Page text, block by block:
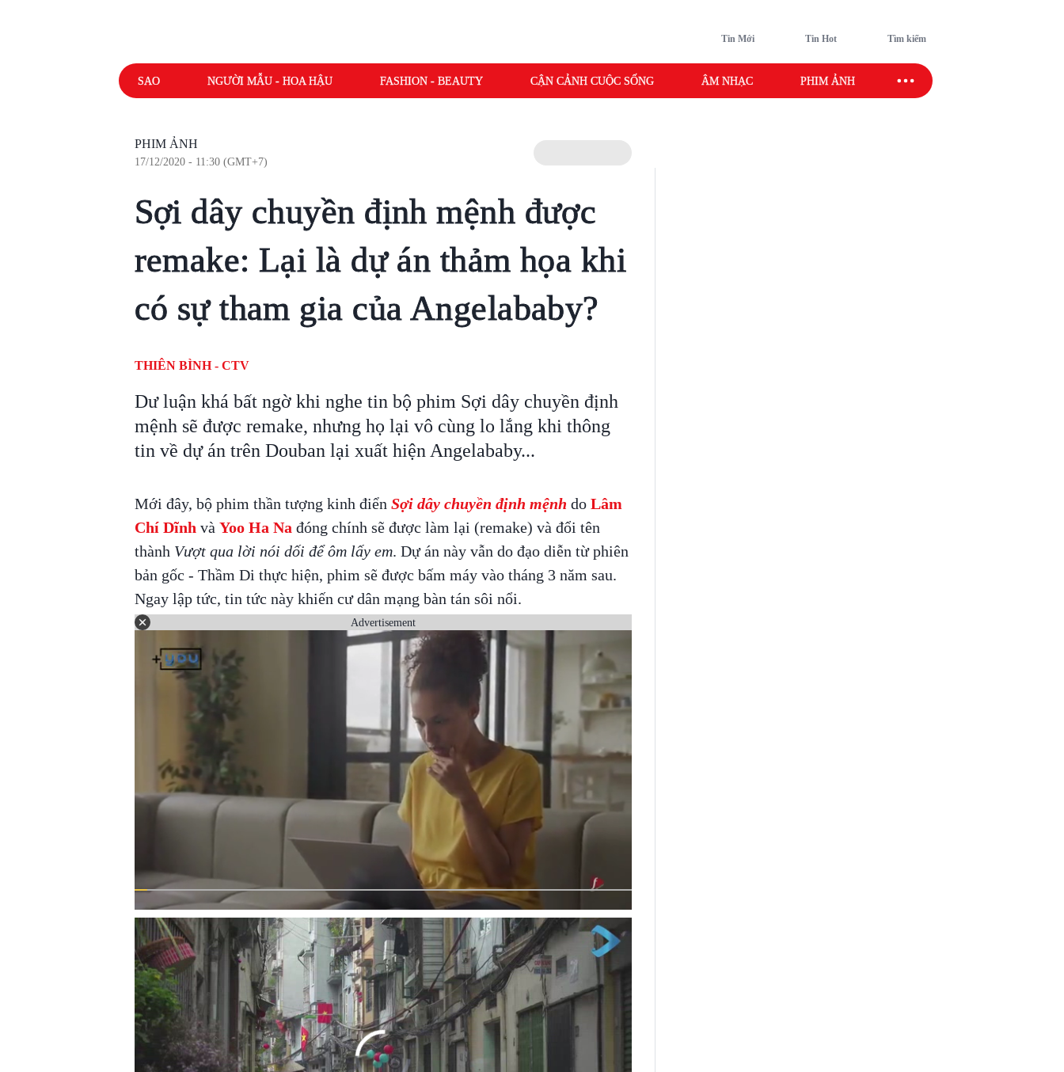
Tin Mới Tin Hot Tìm kiếm
SAO NGƯỜI MẪU - HOA HẬU FASHION - BEAUTY CẬN CẢNH CUỘC SỐNG ÂM NHẠC PHIM ẢNH SAO SPORT
PHIM ẢNH
17/12/2020 - 11:30 (GMT+7)
Sợi dây chuyền định mệnh được
remake: Lại là dự án thảm họa khi
có sự tham gia của Angelababy?
THIÊN BÌNH - CTV
Dư luận khá bất ngờ khi nghe tin bộ phim Sợi dây chuyền định
mệnh sẽ được remake, nhưng họ lại vô cùng lo lắng khi thông
tin về dự án trên Douban lại xuất hiện Angelababy...
Mới đây, bộ phim thần tượng kinh điển Sợi dây chuyền định mệnh do Lâm
Chí Dĩnh và Yoo Ha Na đóng chính sẽ được làm lại (remake) và đổi tên
thành Vượt qua lời nói dối để ôm lấy em. Dự án này vẫn do đạo diễn từ phiên
bản gốc - Thầm Di thực hiện, phim sẽ được bấm máy vào tháng 3 năm sau.
Ngay lập tức, tin tức này khiến cư dân mạng bàn tán sôi nổi.
Advertisement